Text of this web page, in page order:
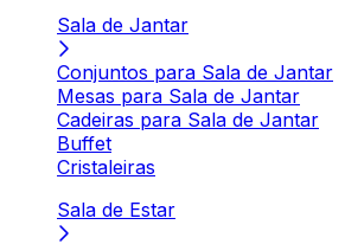
Sala de Jantar
Conjuntos para Sala de Jantar
Mesas para Sala de Jantar
Cadeiras para Sala de Jantar
Buffet
Cristaleiras
Sala de Estar